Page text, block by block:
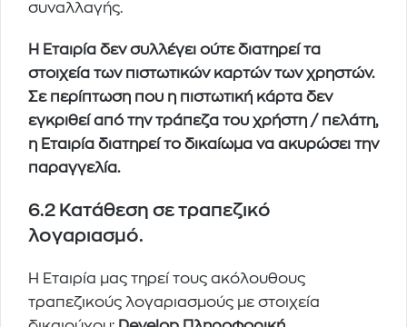
συναλλαγής.
Η Εταιρία δεν συλλέγει ούτε διατηρεί τα
στοιχεία των πιστωτικών καρτών των χρηστών.
Σε περίπτωση που η πιστωτική κάρτα δεν
εγκριθεί από την τράπεζα του χρήστη / πελάτη,
η Εταιρία διατηρεί το δικαίωμα να ακυρώσει την
παραγγελία.
6.2 Κατάθεση σε τραπεζικό
λογαριασμό.
Η Εταιρία μας τηρεί τους ακόλουθους
τραπεζικούς λογαριασμούς με στοιχεία